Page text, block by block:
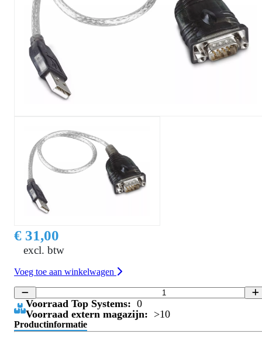
€ 31,00
excl. btw
Voeg toe aan winkelwagen
Voorraad Top Systems: 0
Voorraad extern magazijn: >10
Productinformatie